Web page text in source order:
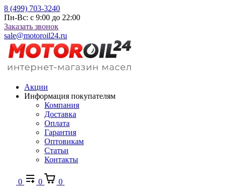
8 (499) 703-3240
Пн-Вс: с 9:00 до 22:00
Заказать звонок
sale@motoroil24.ru
Акции
Информация покупателям
Компания
Доставка
Оплата
Гарантия
Оптовикам
Статьи
Контакты
0 0
0